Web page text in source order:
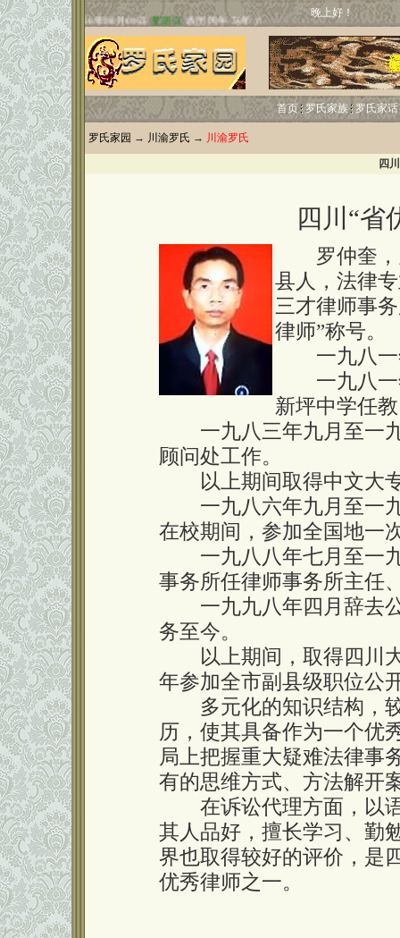
晚上好！
首页 罗氏家族 罗氏家话
罗氏家园 → 川渝罗氏 → 川渝罗氏
四
四川“省
罗仲奎，
县人，法律
三才律师事
律师”称号。
一九八一
一九八一
新坪中学任
一九八三年九月至一九
顾问处工作。
以上期间取得中文大
一九八六年九月至一九
在校期间，参加全国地一
一九八八年七月至一九
事务所任律师事务所主任
一九九八年四月辞去公
务至今。
以上期间，取得四川大
年参加全市副县级职位公
多元化的知识结构，较
历，使其具备作为一个优
局上把握重大疑难法律事
有的思维方式、方法解开
在诉讼代理方面，以语
其人品好，擅长学习、勤
界也取得较好的评价，是
优秀律师之一。